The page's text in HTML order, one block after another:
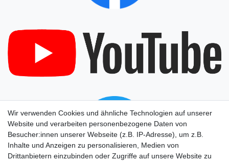
Wir verwenden Cookies und ähnliche Technologien auf unserer
Website und verarbeiten personenbezogene Daten von
Besucher:innen unserer Webseite (z.B. IP-Adresse), um z.B.
Inhalte und Anzeigen zu personalisieren, Medien von
Drittanbietern einzubinden oder Zugriffe auf unsere Website zu